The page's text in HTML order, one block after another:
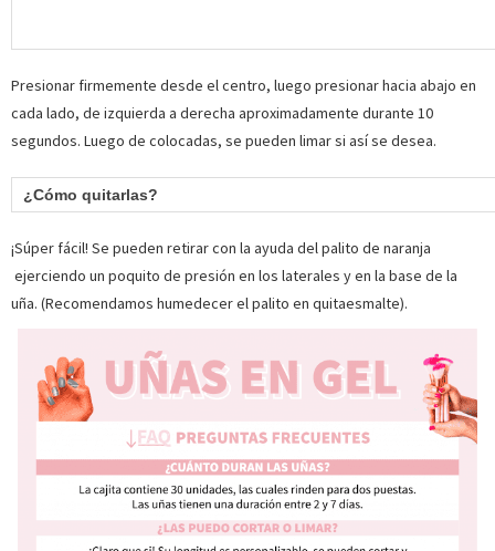
Presionar firmemente desde el centro, luego presionar hacia abajo en
cada lado, de izquierda a derecha aproximadamente durante 10
segundos. Luego de colocadas, se pueden limar si así se desea.
¿Cómo quitarlas?
¡Súper fácil! Se pueden retirar con la ayuda del palito de naranja
ejerciendo un poquito de presión en los laterales y en la base de la
uña. (Recomendamos humedecer el palito en quitaesmalte).